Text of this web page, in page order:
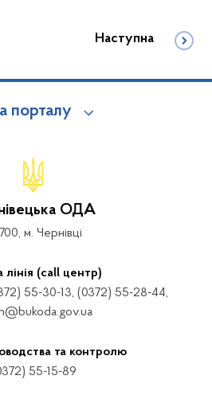
Наступна
порталу
ОДА
м. Чернівці
лінія (call центр)
55-30-13, (0372) 55-28-44,
та контролю
55-15-89